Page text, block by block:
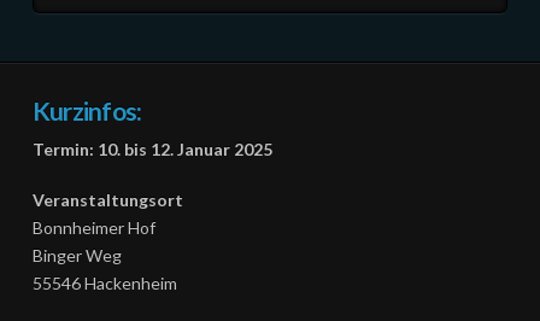
Kurzinfos:
Termin: 10. bis 12. Januar 2025
Veranstaltungsort
Bonnheimer Hof
Binger Weg
55546 Hackenheim